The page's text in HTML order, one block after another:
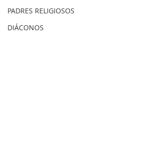
PADRES RELIGIOSOS
DIÁCONOS